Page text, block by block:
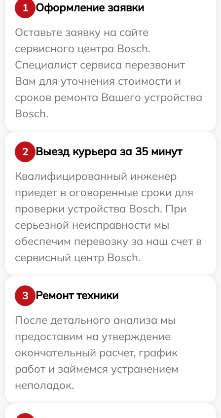
1
Оформление заявки
Оставьте заявку на сайте
сервисного центра Bosch.
Специалист сервиса перезвонит
Вам для уточнения стоимости и
сроков ремонта Вашего устройства
Bosch.
2
Выезд курьера за 35 минут
Квалифицированный инженер
приедет в оговоренные сроки для
проверки устройства Bosch. При
серьезной неисправности мы
обеспечим перевозку за наш счет в
сервисный центр Bosch.
3
Ремонт техники
После детального анализа мы
предоставим на утверждение
окончательный расчет, график
работ и займемся устранением
неполадок.